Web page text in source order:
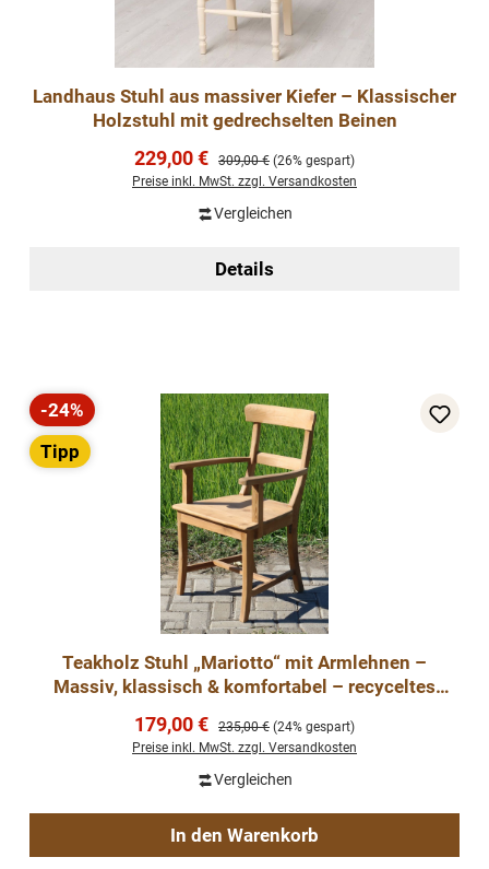
Landhaus Stuhl aus massiver Kiefer – Klassischer
Holzstuhl mit gedrechselten Beinen
Verkaufspreis:
229,00 € Regulärer Preis:
309,00 € (26% gespart)
Preise inkl. MwSt. zzgl. Versandkosten
Vergleichen
Details
Rabatt
-24%
Tipp
Teakholz Stuhl „Mariotto“ mit Armlehnen –
Massiv, klassisch & komfortabel – recyceltes
Verkaufspreis:
179,00 € Regulärer Preis:
235,00 € (24% gespart)
Preise inkl. MwSt. zzgl. Versandkosten
Vergleichen
In den Warenkorb